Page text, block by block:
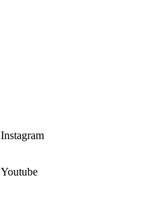
Instagram
Youtube